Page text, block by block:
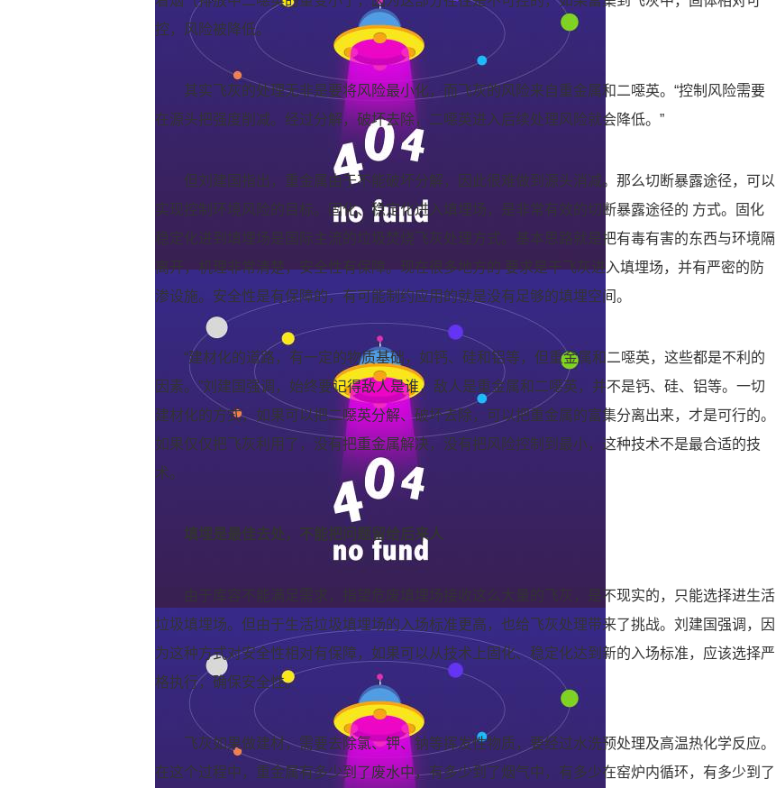
控，风险被降低。
其实飞灰的处理无非是要将风险最小化，而飞灰的风险来自重金属和二噁英。“控制风险需要
在源头把强度削减。经过分解，破坏去除，二噁英进入后续处理风险就会降低。”
但刘建国指出，重金属由于不能破坏分解，因此很难做到源头消减。那么切断暴露途径，可以
实现控制环境风险的目标。固化、稳定化进入填埋场，是非常有效的切断暴露途径的 方式。固化
稳定化进到填埋场是国际主流的垃圾焚烧飞灰处理方式。基本思路就是把有毒有害的东西与环境隔
离开，机理非常清楚，安全性有保障。现在很多地方的 要求是干飞灰进入填埋场，并有严密的防
渗设施。安全性是有保障的，有可能制约应用的就是没有足够的填埋空间。
“建材化的道路，有一定的物质基础，如钙、硅和铝等，但重金属和二噁英，这些都是不利的
因素。”刘建国强调，始终要记得敌人是谁，敌人是重金属和二噁英，并不是钙、硅、铝等。一切
建材化的方式，如果可以把二噁英分解、破坏去除，可以把重金属的富集分离出来，才是可行的。
如果仅仅把飞灰利用了，没有把重金属解决，没有把风险控制到最小，这种技术不是最合适的技
术。
填埋是最佳去处，不能把问题留给后来人
由于库容不能满足需求，指望危废填埋场接收这么大量的飞灰，是不现实的，只能选择进生活
垃圾填埋场。但由于生活垃圾填埋场的入场标准更高，也给飞灰处理带来了挑战。刘建国强调，因
为这种方式对安全性相对有保障，如果可以从技术上固化、稳定化达到新的入场标准，应该选择严
格执行，确保安全性。
飞灰如果做建材，需要去除氯、钾、钠等挥发性物质，要经过水洗预处理及高温热化学反应。
在这个过程中，重金属有多少到了废水中，有多少到了烟气中，有多少在窑炉内循环，有多少到了